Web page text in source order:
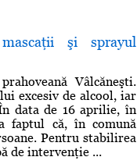
şi sprayul
Vâlcăneşti.
excesiv de alcool, iar
data de 16 aprilie, în
faptul că, în comună
Pentru stabilirea
de intervenţie ...